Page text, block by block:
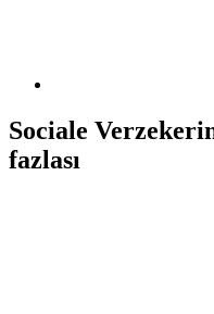
Sociale
fazlası